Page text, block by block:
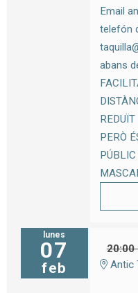
Email
telefón
abans
PERÒ
lunes
07
feb
20:00
Antic